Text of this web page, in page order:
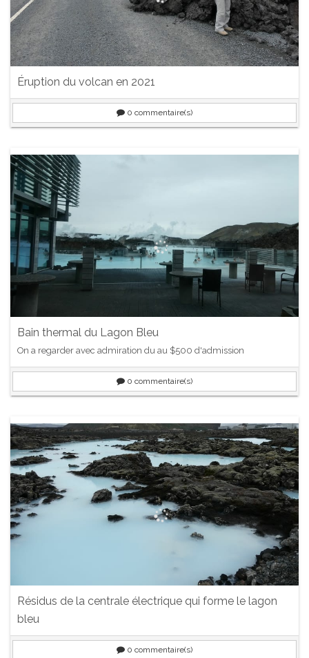
Éruption du volcan en 2021
0 commentaire(s)
Bain thermal du Lagon Bleu
On a regarder avec admiration du au $500 d'admission
0 commentaire(s)
Résidus de la centrale électrique qui forme le lagon
bleu
0 commentaire(s)